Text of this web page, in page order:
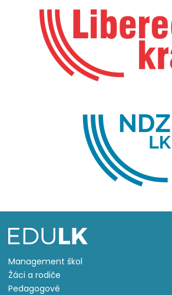
Management škol
Žáci a rodiče
Pedagogové